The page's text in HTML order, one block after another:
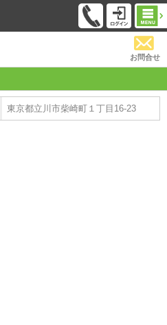
お問合せ
東京都立川市柴崎町１丁目16-23